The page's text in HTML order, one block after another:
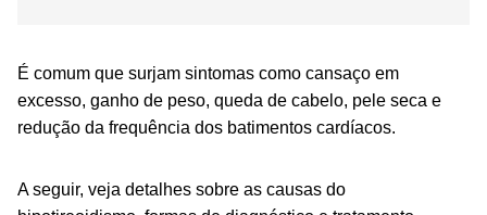
É comum que surjam sintomas como cansaço em
excesso, ganho de peso, queda de cabelo, pele seca e
redução da frequência dos batimentos cardíacos.
A seguir, veja detalhes sobre as causas do